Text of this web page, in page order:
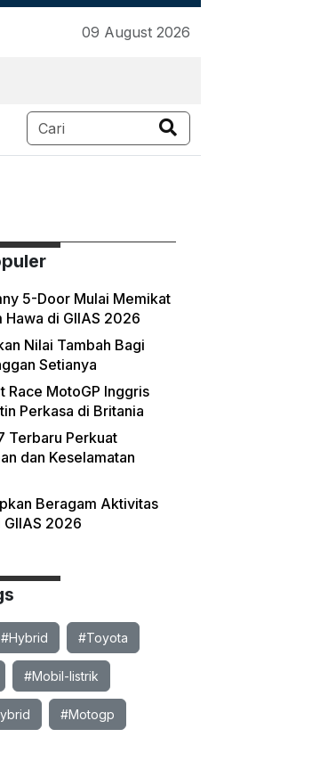
09 August 2026
5-Door Mulai Memikat
Hawa di GIIAS 2026
Nilai Tambah Bagi
Setianya
Race MotoGP Inggris
Perkasa di Britania
Terbaru Perkuat
dan Keselamatan
Beragam Aktivitas
2026
#Hybrid #Toyota
#Mobil-listrik
#Motogp